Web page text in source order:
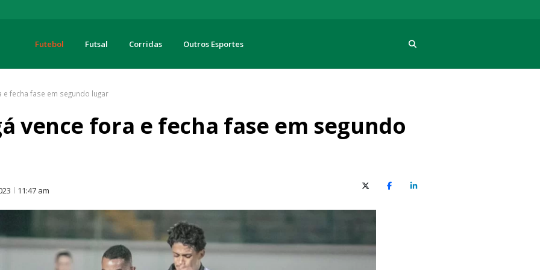
Futebol Futsal Corridas Outros Esportes
e fecha fase em segundo lugar
vence fora e fecha fase em segundo
11:47 am X (Twitter)FacebookO LinkedIn